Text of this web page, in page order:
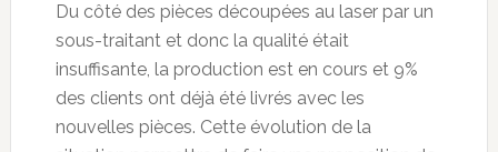
Du côté des pièces découpées au laser par un
sous-traitant et donc la qualité était
insuffisante, la production est en cours et 9%
des clients ont déjà été livrés avec les
nouvelles pièces. Cette évolution de la